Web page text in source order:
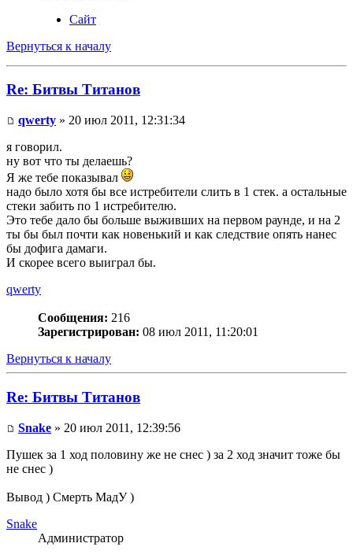
Сайт
Вернуться к началу
Re: Битвы Титанов
qwerty » 20 июл 2011, 12:31:34
я говорил.
ну вот что ты делаешь?
Я же тебе показывал
надо было хотя бы все истребители слить в 1 стек. а остальные
стеки забить по 1 истребителю.
Это тебе дало бы больше выживших на первом раунде, и на 2
ты бы был почти как новенький и как следствие опять нанес
бы дофига дамаги.
И скорее всего выиграл бы.
qwerty
Сообщения: 216
Зарегистрирован: 08 июл 2011, 11:20:01
Вернуться к началу
Re: Битвы Титанов
Snake » 20 июл 2011, 12:39:56
Пушек за 1 ход половину же не снес ) за 2 ход значит тоже бы
не снес )
Вывод ) Смерть МадУ )
Snake
Администратор